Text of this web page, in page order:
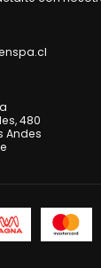
480
Andes